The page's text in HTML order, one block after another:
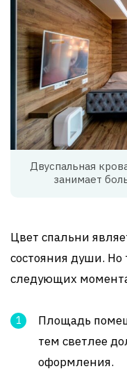
Двуспальная
занимает
Цвет спальни
состояния души. Но
следующих
Площадь
тем светлее
оформления.